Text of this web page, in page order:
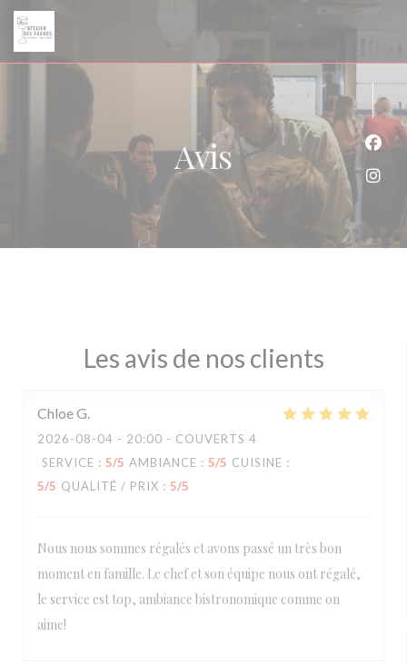
Personnalisation de vos choix en matière de cookies
Avis
Les avis de nos clients
ChloeG
2026-08-04 - 20:00 - COUVERTS 4
SERVICE : 5/5 AMBIANCE : 5/5 CUISINE :
5/5 QUALITÉ / PRIX : 5/5
Nous nous sommes régalés et avons passé un très bon
moment en famille. Le chef et son équipe nous ont régalé,
le service est top, ambiance bistronomique comme on
aime!